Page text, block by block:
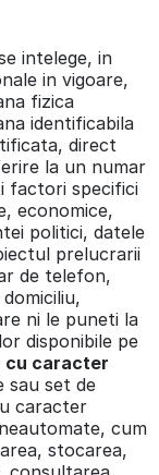
intelege, in
in vigoare,
fizica
identificabila
direct
la un numar
factori specifici
economice,
politici, datele
prelucrarii
de telefon,
ni le puneti la
disponibile pe
cu caracter
sau set de
caracter
cum
stocarea,